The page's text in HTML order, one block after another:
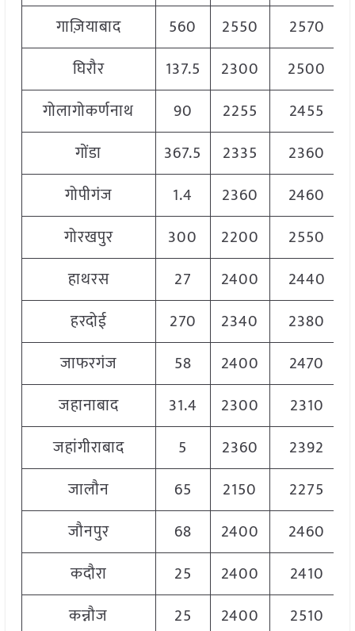
गाज़ियाबाद
560 2550 2570
घिरौर
137.5 2300 2500
गोलागोकर्णनाथ
90 2255 2455
गोंडा
367.5 2335 2360
गोपीगंज
1.4 2360 2460
गोरखपुर
300 2200 2550
हाथरस
27 2400 2440
हरदोई
270 2340 2380
जाफरगंज
58 2400 2470
जहानाबाद
31.4 2300 2310
जहांगीराबाद
5 2360 2392
जालौन
65 2150 2275
जौनपुर
68 2400 2460
कदौरा
25 2400 2410
कन्नौज
25 2400 2510